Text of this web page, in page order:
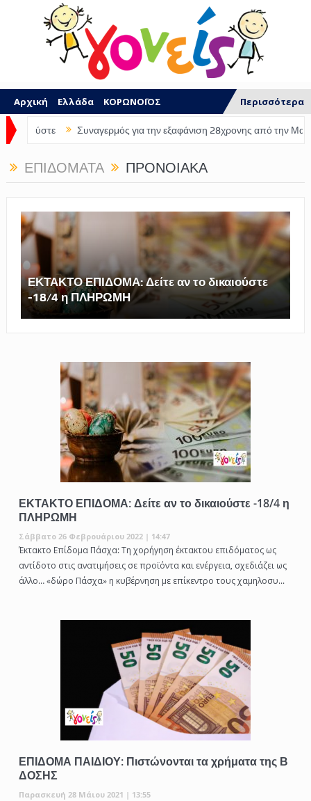
Περισσότερα
Αρχική Ελλάδα
ΚΟΡΩΝΟΪΟΣ
Επιδόματα
Οικονομία
Συντάξεις
Προσλήψεις
ΕΣΠΑ
Καιρός
Συναγερμός για την εξαφάνιση 28χρονης από την Μαγούλα Αττικής
ΕΠΙΔΌΜΑΤΑ ΠΡΟΝΟΙΑΚΆ
ΕΚΤΑΚΤΟ ΕΠΙΔΟΜΑ: Δείτε αν το δικαιούστε
-18/4 η ΠΛΗΡΩΜΗ
ΕΚΤΑΚΤΟ ΕΠΙΔΟΜΑ: Δείτε αν το δικαιούστε -18/4 η
ΠΛΗΡΩΜΗ
Σάββατο 26 Φεβρουάριου 2022 | 14:47
Έκτακτο Επίδομα Πάσχα: Τη χορήγηση έκτακτου επιδόματος ως
αντίδοτο στις ανατιμήσεις σε προϊόντα και ενέργεια, σχεδιάζει ως
άλλο… «δώρο Πάσχα» η κυβέρνηση με επίκεντρο τους χαμηλοσυ...
ΕΠΙΔΟΜΑ ΠΑΙΔΙΟΥ: Πιστώνονται τα χρήματα της Β
ΔΟΣΗΣ
Παρασκευή 28 Μάιου 2021 | 13:55